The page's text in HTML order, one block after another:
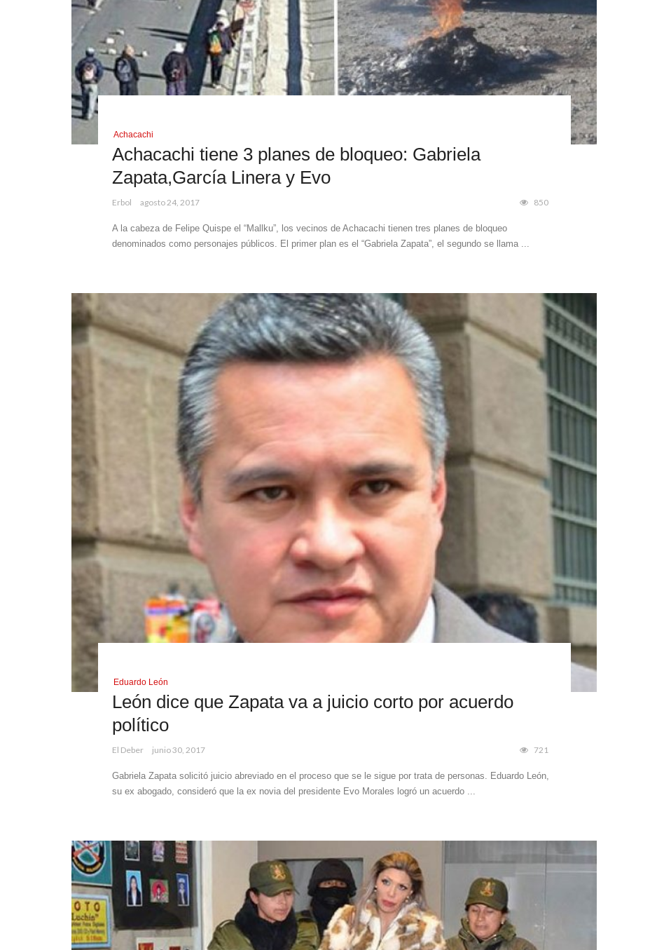
Achacachi
Achacachi tiene 3 planes de bloqueo: Gabriela
Zapata,García Linera y Evo
Erbol agosto 24, 2017 850
A la cabeza de Felipe Quispe el “Mallku”, los vecinos de Achacachi tienen tres planes de bloqueo
denominados como personajes públicos. El primer plan es el “Gabriela Zapata”, el segundo se llama ...
Eduardo León
León dice que Zapata va a juicio corto por acuerdo
político
El Deber junio 30, 2017 721
Gabriela Zapata solicitó juicio abreviado en el proceso que se le sigue por trata de personas. Eduardo León,
su ex abogado, consideró que la ex novia del presidente Evo Morales logró un acuerdo ...